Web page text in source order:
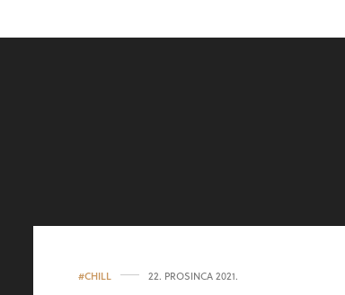
#CHILL 22. PROSINCA 2021.